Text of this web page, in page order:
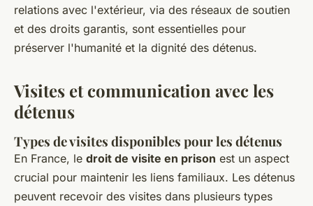
relations avec l'extérieur, via des réseaux de soutien
et des droits garantis, sont essentielles pour
préserver l'humanité et la dignité des détenus.
Visites et communication avec les
détenus
Types de visites disponibles pour les détenus
En France, le droit de visite en prison est un aspect
crucial pour maintenir les liens familiaux. Les détenus
peuvent recevoir des visites dans plusieurs types